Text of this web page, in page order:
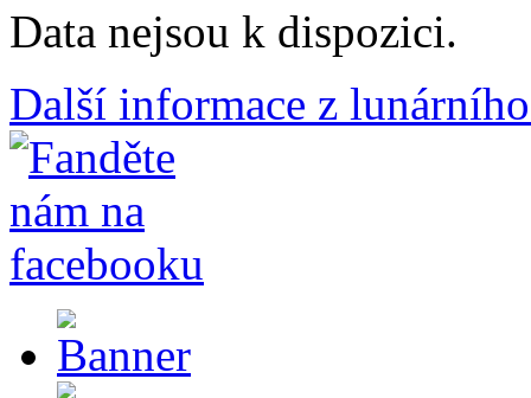
Data nejsou k dispozici.
Další informace z